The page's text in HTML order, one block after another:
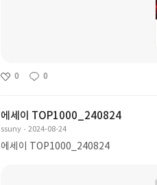
0 0
에세이 TOP1000_240824
ssuny 2024-08-24
에세이 TOP1000_240824